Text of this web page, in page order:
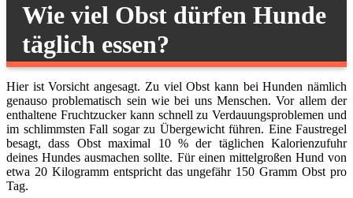
Wie viel Obst dürfen Hunde
täglich essen?
Hier ist Vorsicht angesagt. Zu viel Obst kann bei Hunden nämlich
genauso problematisch sein wie bei uns Menschen. Vor allem der
enthaltene Fruchtzucker kann schnell zu Verdauungsproblemen und
im schlimmsten Fall sogar zu Übergewicht führen. Eine Faustregel
besagt, dass Obst maximal 10 % der täglichen Kalorienzufuhr
deines Hundes ausmachen sollte. Für einen mittelgroßen Hund von
etwa 20 Kilogramm entspricht das ungefähr 150 Gramm Obst pro
Tag.